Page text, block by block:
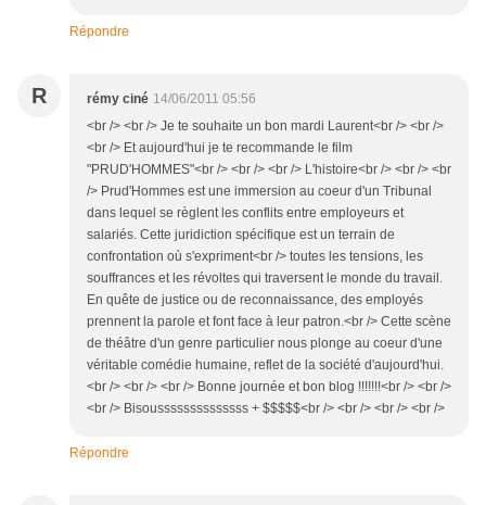
Répondre
R rémy ciné 14/06/2011 05:56
<br /> <br /> Je te souhaite un bon mardi Laurent<br /> <br />
<br /> Et aujourd'hui je te recommande le film
"PRUD'HOMMES"<br /> <br /> <br /> L'histoire<br /> <br /> <br
/> Prud'Hommes est une immersion au coeur d'un Tribunal
dans lequel se règlent les conflits entre employeurs et
salariés. Cette juridiction spécifique est un terrain de
confrontation où s'expriment<br /> toutes les tensions, les
souffrances et les révoltes qui traversent le monde du travail.
En quête de justice ou de reconnaissance, des employés
prennent la parole et font face à leur patron.<br /> Cette scène
de théâtre d'un genre particulier nous plonge au coeur d'une
véritable comédie humaine, reflet de la société d'aujourd'hui.
<br /> <br /> <br /> Bonne journée et bon blog !!!!!!!<br /> <br />
<br /> Bisoussssssssssssss + $$$$$<br /> <br /> <br /> <br />
Répondre